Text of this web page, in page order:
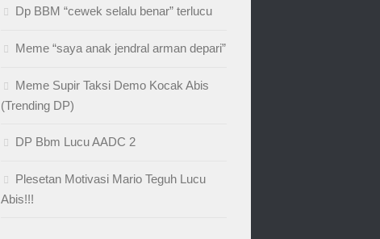
Dp BBM “cewek selalu benar” terlucu
Meme “saya anak jendral arman depari”
Meme Supir Taksi Demo Kocak Abis
(Trending DP)
DP Bbm Lucu AADC 2
Plesetan Motivasi Mario Teguh Lucu
Abis!!!